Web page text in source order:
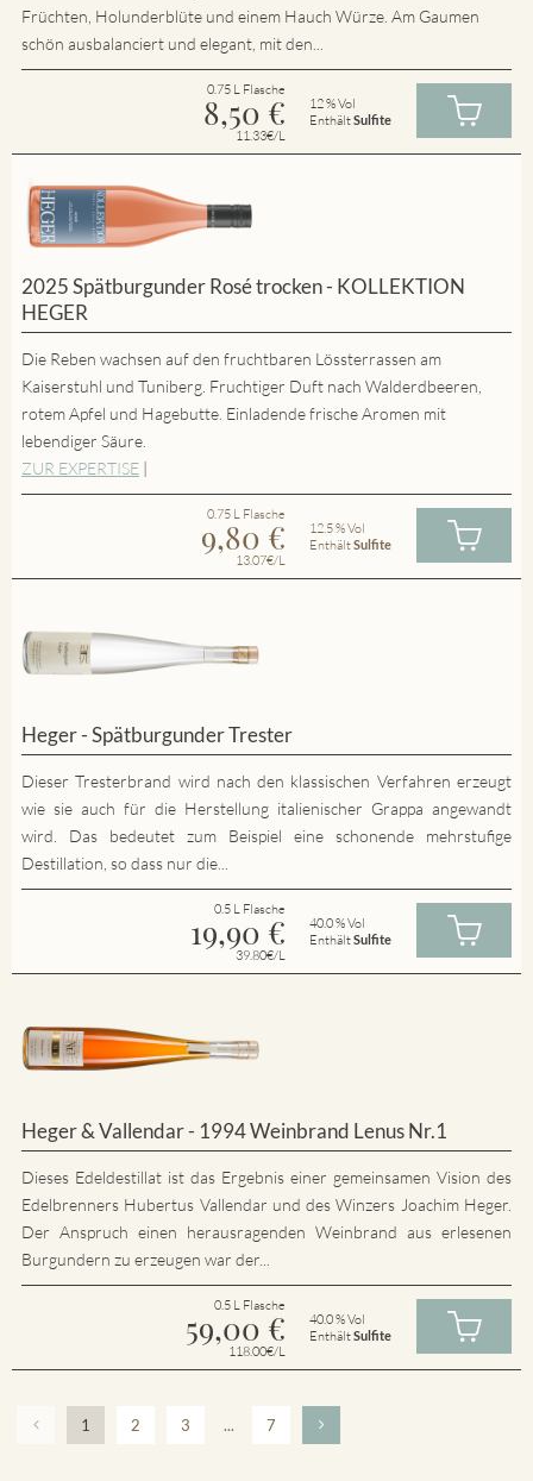
Früchten, Holunderblüte und einem Hauch Würze. Am Gaumen
schön ausbalanciert und elegant, mit den...
0.75 L Flasche
8,50 €
11.33€/L
12 % Vol
EnthältSulfite
2025 Spätburgunder Rosé trocken - KOLLEKTION
HEGER
Die Reben wachsen auf den fruchtbaren Lössterrassen am
Kaiserstuhl und Tuniberg. Fruchtiger Duft nach Walderdbeeren,
rotem Apfel und Hagebutte. Einladende frische Aromen mit
lebendiger Säure.
ZUR EXPERTISE |
0.75 L Flasche
9,80 €
13.07€/L
12.5 % Vol
EnthältSulfite
Heger - Spätburgunder Trester
Dieser Tresterbrand wird nach den klassischen Verfahren erzeugt
wie sie auch für die Herstellung italienischer Grappa angewandt
wird. Das bedeutet zum Beispiel eine schonende mehrstufige
Destillation, so dass nur die...
0.5 L Flasche
19,90 €
39.80€/L
40.0 % Vol
EnthältSulfite
Heger & Vallendar - 1994 Weinbrand Lenus Nr.1
Dieses Edeldestillat ist das Ergebnis einer gemeinsamen Vision des
Edelbrenners Hubertus Vallendar und des Winzers Joachim Heger.
Der Anspruch einen herausragenden Weinbrand aus erlesenen
Burgundern zu erzeugen war der...
0.5 L Flasche
59,00 €
118.00€/L
40.0 % Vol
EnthältSulfite
1 2 3 ... 7